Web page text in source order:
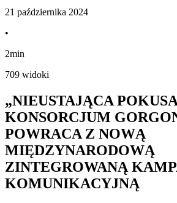
21 października 2024
•
2min
709 widoki
„NIEUSTAJĄCA
KONSORCJUM
POWRACA Z NOWĄ
MIĘDZYNARODOWĄ
ZINTEGROWANĄ
KOMUNIKACYJNĄ